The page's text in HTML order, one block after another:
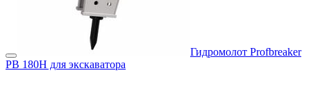
Гидромолот Profbreaker
PB 180H для экскаватора